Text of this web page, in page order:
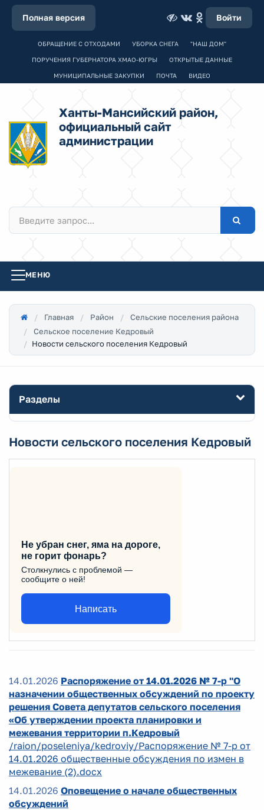
Полная версия Войти
ОБРАЩЕНИЕ С ОТХОДАМИ УБОРКА СНЕГА "НАШ ДОМ"
ПОРУЧЕНИЯ ГУБЕРНАТОРА ХМАО-ЮГРЫ ОТКРЫТЫЕ ДАННЫЕ
МУНИЦИПАЛЬНЫЕ ЗАКУПКИ ПОЧТА ВИДЕО
Ханты-Мансийский район,
официальный сайт
администрации
МЕНЮ
Главная Район
Сельские поселения района
Сельское поселение Кедровый
Новости сельского поселения Кедровый
Разделы
Новости сельского поселения Кедровый
Не убран снег, яма на дороге,
не горит фонарь?
Столкнулись с проблемой —
сообщите о ней!
Написать
14.01.2026 Распоряжение от 14.01.2026 № 7-р "О
назначении общественных обсуждений по проекту
решения Совета депутатов сельского поселения
«Об утверждении проекта планировки и
межевания территории п.Кедровый
/raion/poseleniya/kedroviy/Распоряжение № 7-р от
14.01.2026 общественные обсуждения по измен в
межевание (2).docx
14.01.2026 Оповещение о начале общественных
обсуждений